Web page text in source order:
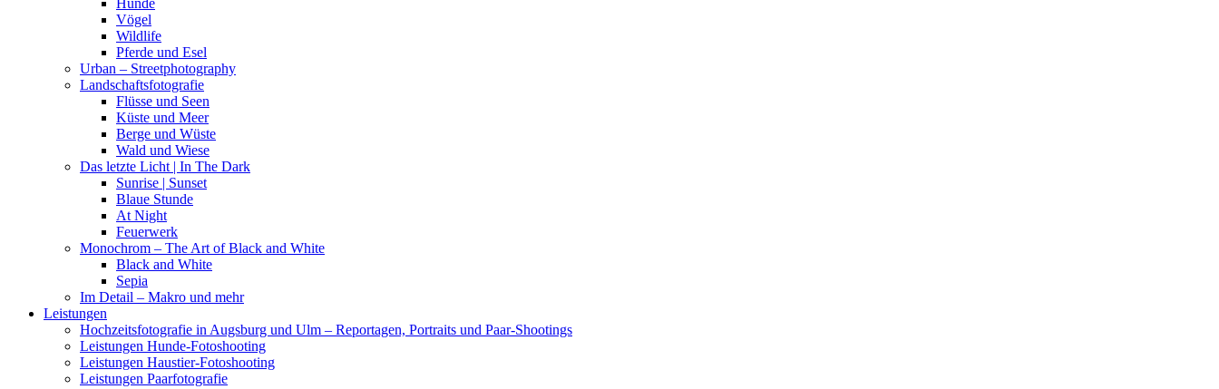
Hunde
Vögel
Wildlife
Pferde und Esel
Urban – Streetphotography
Landschaftsfotografie
Flüsse und Seen
Küste und Meer
Berge und Wüste
Wald und Wiese
Das letzte Licht | In The Dark
Sunrise | Sunset
Blaue Stunde
At Night
Feuerwerk
Monochrom – The Art of Black and White
Black and White
Sepia
Im Detail – Makro und mehr
Leistungen
Hochzeitsfotografie in Augsburg und Ulm – Reportagen, Portraits und Paar-Shootings
Leistungen Hunde-Fotoshooting
Leistungen Haustier-Fotoshooting
Leistungen Paarfotografie